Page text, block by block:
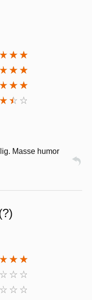
Masse humor